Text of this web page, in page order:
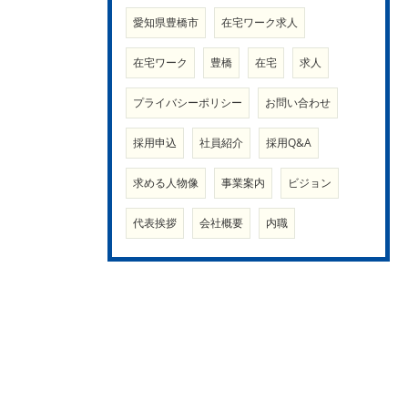
愛知県豊橋市 在宅ワーク求人
在宅ワーク 豊橋 在宅 求人
プライバシーポリシー お問い合わせ
採用申込 社員紹介 採用Q&A
求める人物像 事業案内 ビジョン
代表挨拶 会社概要 内職